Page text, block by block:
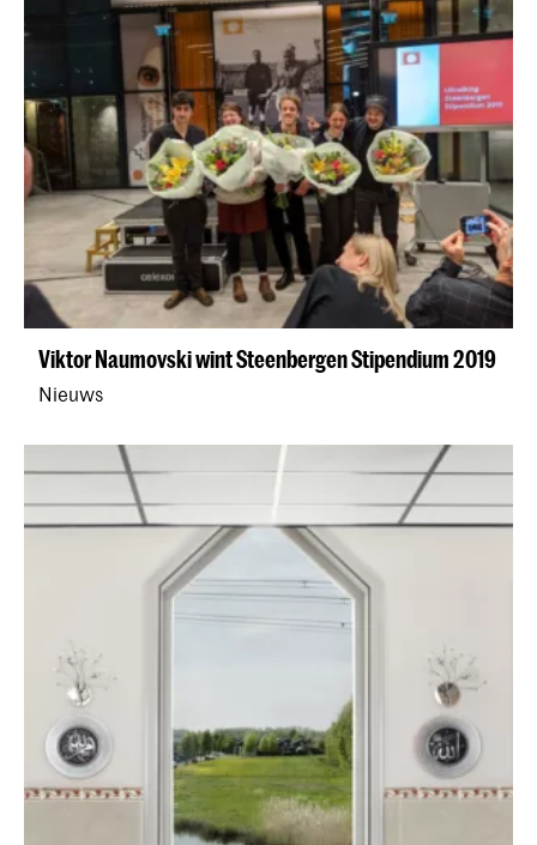
Viktor Naumovski wint Steenbergen Stipendium 2019
Nieuws